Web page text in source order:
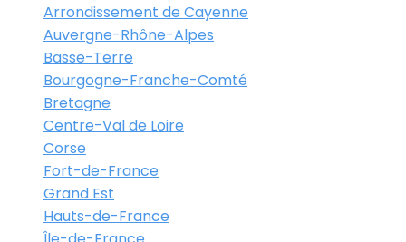
Arrondissement de Cayenne
Auvergne-Rhône-Alpes
Basse-Terre
Bourgogne-Franche-Comté
Bretagne
Centre-Val de Loire
Corse
Fort-de-France
Grand Est
Hauts-de-France